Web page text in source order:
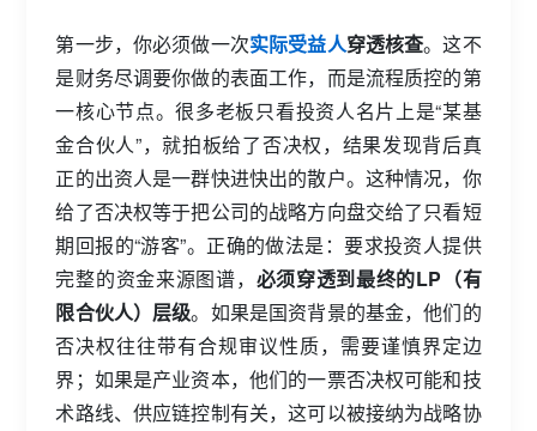
第一步，你必须做一次实际受益人穿透核查。这不
是财务尽调要你做的表面工作，而是流程质控的第
一核心节点。很多老板只看投资人名片上是“某基
金合伙人”，就拍板给了否决权，结果发现背后真
正的出资人是一群快进快出的散户。这种情况，你
给了否决权等于把公司的战略方向盘交给了只看短
期回报的“游客”。正确的做法是：要求投资人提供
完整的资金来源图谱， 必须穿透到最终的LP（有
限合伙人）层级。如果是国资背景的基金，他们的
否决权往往带有合规审议性质，需要谨慎界定边
界；如果是产业资本，他们的一票否决权可能和技
术路线、供应链控制有关，这可以被接纳为战略协